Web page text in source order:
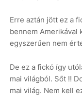
Erre aztán jött ez a
bennem
egyszerűen nem
De ez a fickó így
mai világból. Sőt !!
mai világ. Nem kell